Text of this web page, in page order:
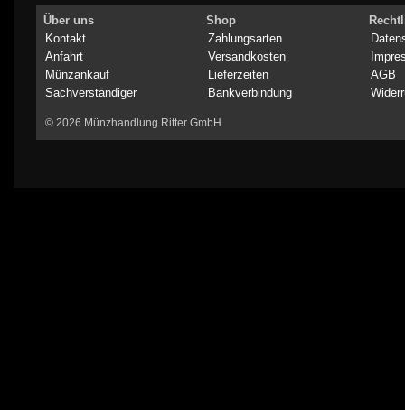
Über uns
Kontakt
Anfahrt
Münzankauf
Sachverständiger
Shop
Zahlungsarten
Versandkosten
Lieferzeiten
Bankverbindung
AGB
© 2026 Münzhandlung Ritter GmbH